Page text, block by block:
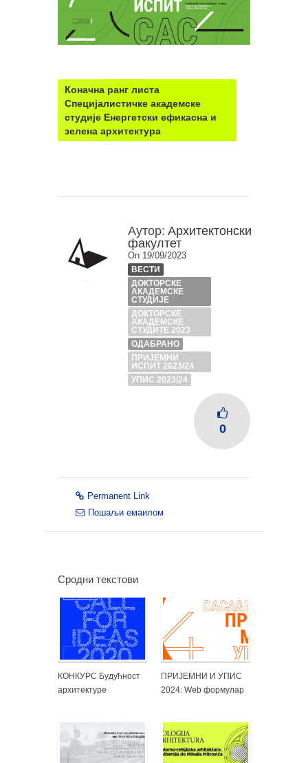
Коначна ранг листа
Специјалистичке академске
студије Енергетски ефикасна и
зелена архитектура
Аутор: Архитектонски
факултет
On 19/09/2023
ВЕСТИ
ДОКТОРСКЕ
АКАДЕМСКЕ
СТУДИЈЕ
ДОКТОРСКЕ
АКАДЕМСКЕ
СТУДИТЕ 2023
ОДАБРАНО
ПРИЈЕМНИ
ИСПИТ 2023/24
УПИС 2023/24
0
Permanent Link
Пошаљи емаилом
Сродни текстови
КОНКУРС Будућност
архитектуре
ПРИЈЕМНИ И УПИС
2024: Web формулар